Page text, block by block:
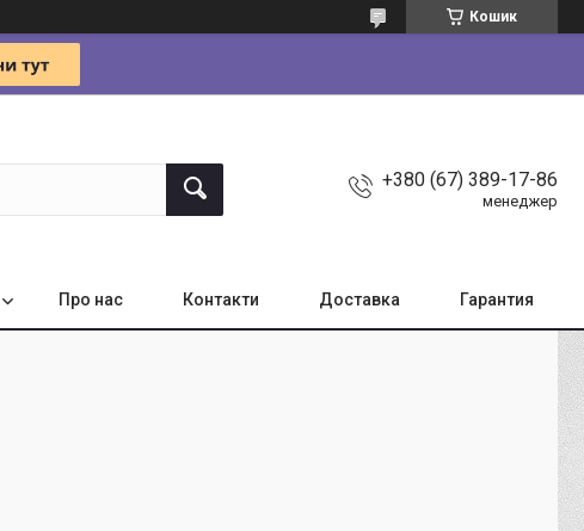
Кошик
+380 (67) 389-17-86
менеджер
Про нас Контакти Доставка Гарантия